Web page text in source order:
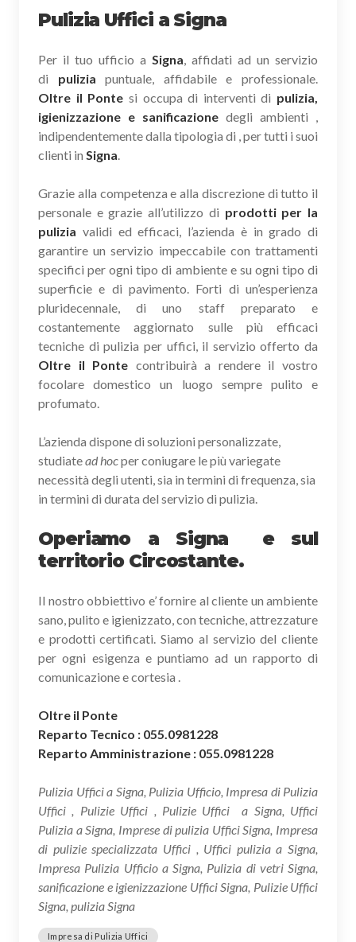
Pulizia Uffici a Signa
Per il tuo ufficio a Signa, affidati ad un servizio
di puliziapuntuale, affidabile e professionale.
Oltre il Ponte si occupa di interventi di pulizia,
igienizzazione e sanificazione degli ambienti ,
indipendentemente dalla tipologia di , per tutti i suoi
clienti in Signa.
Grazie alla competenza e alla discrezione di tutto il
personale e grazie all’utilizzo di prodotti per la
pulizia validi ed efficaci, l’azienda è in grado di
garantire un servizio impeccabile con trattamenti
specifici per ogni tipo di ambiente e su ogni tipo di
superficie e di pavimento. Forti di un’esperienza
pluridecennale, di uno staff preparato e
costantemente aggiornato sulle più efficaci
tecniche di pulizia per uffici, il servizio offerto da
Oltre il Ponte contribuirà a rendere il vostro
focolare domestico un luogo sempre pulito e
profumato.
L’azienda dispone di soluzioni personalizzate,
studiatead hocper coniugare le più variegate
necessità degli utenti, sia in termini di frequenza, sia
in termini di durata del servizio di pulizia.
Operiamo a Signa e sul
territorio Circostante.
Il nostro obbiettivo e’ fornire al cliente un ambiente
sano, pulito e igienizzato, con tecniche, attrezzature
e prodotti certificati. Siamo al servizio del cliente
per ogni esigenza e puntiamo ad un rapporto di
comunicazione e cortesia .
Oltre il Ponte
Reparto Tecnico : 055.0981228
Reparto Amministrazione : 055.0981228
Pulizia Uffici a Signa, Pulizia Ufficio, Impresa di Pulizia
Uffici , Pulizie Uffici , Pulizie Uffici a Signa, Uffici
Pulizia a Signa, Imprese di pulizia Uffici Signa, Impresa
di pulizie specializzata Uffici , Uffici pulizia a Signa,
Impresa Pulizia Ufficio a Signa, Pulizia di vetri Signa,
sanificazione e igienizzazione Uffici Signa, Pulizie Uffici
Signa, pulizia Signa
Impresa di Pulizia Uffici